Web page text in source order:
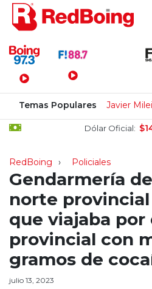
Menú Principal
Temas Populares Javier Milei
Dólar Oficial: $1470 /
RedBoing Policiales
Gendarmería
norte
que viajaba por
provincial con
gramos de
julio 13, 2023